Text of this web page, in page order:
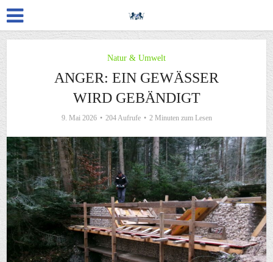
Natur & Umwelt
ANGER: EIN GEWÄSSER
WIRD GEBÄNDIGT
9. Mai 2026 204 Aufrufe 2 Minuten zum Lesen